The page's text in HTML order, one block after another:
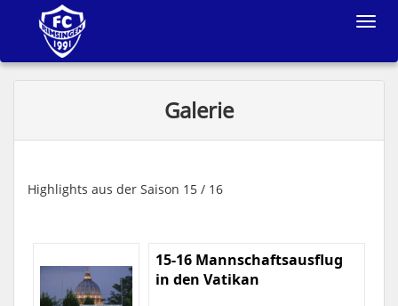
Toggle
Galerie
Highlights aus der Saison 15 / 16
15-16 Mannschaftsausflug
in den Vatikan